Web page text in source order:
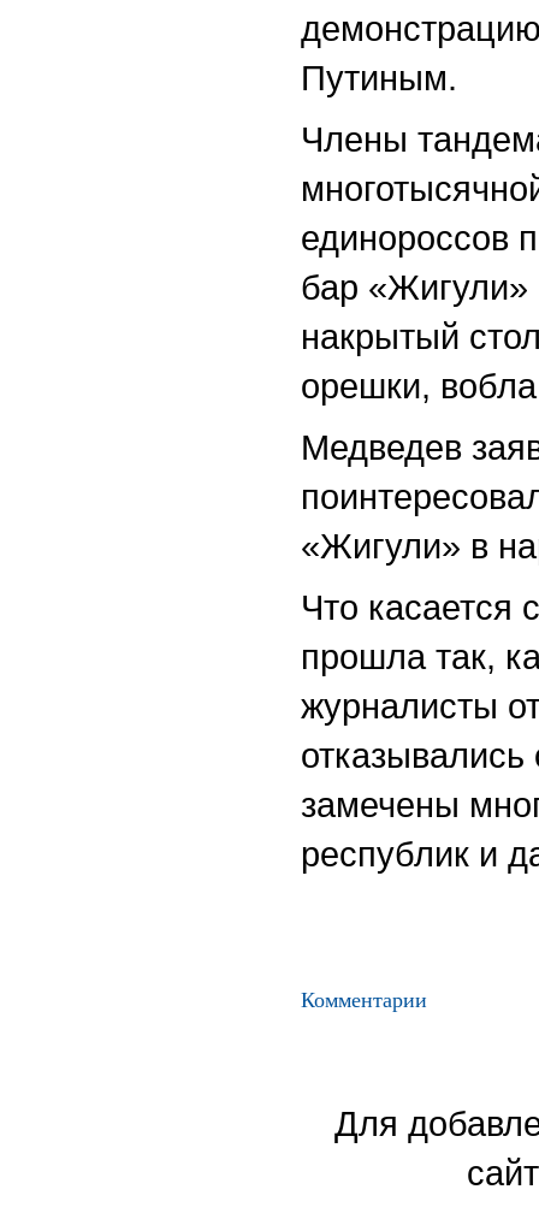
Путиным.
Члены
единороссов
бар
накрытый
орешки,
Медведев
«Жигули» в
Что касается
прошла так,
журналисты
замечены
республик и
Комментарии
Для